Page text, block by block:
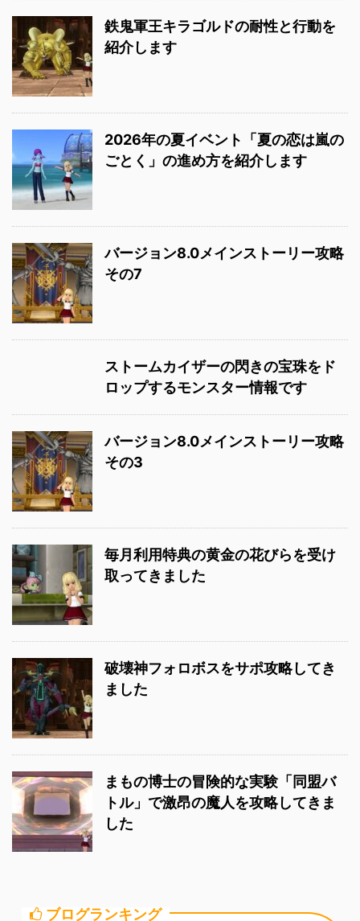
鉄鬼軍王キラゴルドの耐性と行動を
紹介します
2026年の夏イベント「夏の恋は嵐の
ごとく」の進め方を紹介します
バージョン8.0メインストーリー攻略
その7
ストームカイザーの閃きの宝珠をド
ロップするモンスター情報です
バージョン8.0メインストーリー攻略
その3
毎月利用特典の黄金の花びらを受け
取ってきました
破壊神フォロボスをサポ攻略してき
ました
まもの博士の冒険的な実験「同盟バ
トル」で激昂の魔人を攻略してきま
した
ブログランキング